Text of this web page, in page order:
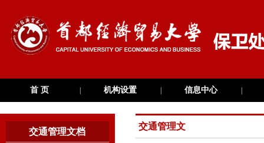
首 页 机构设置 信息中心
交通管理文档
交通管理文